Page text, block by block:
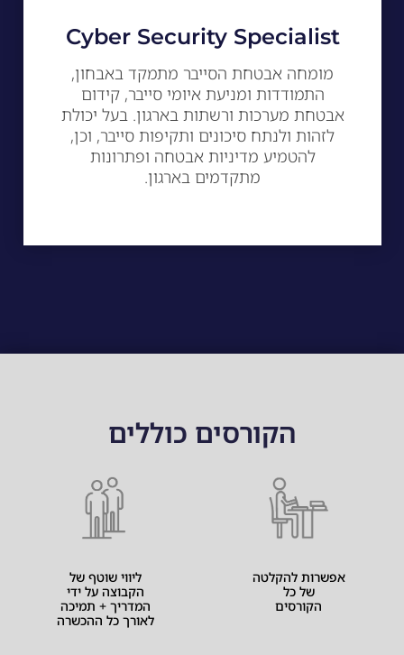
Cyber Security Specialist
מומחה אבטחת הסייבר מתמקד באבחון,
התמודדות ומניעת איומי סייבר, קידום
אבטחת מערכות ורשתות בארגון. בעל יכולת
לזהות ולנתח סיכונים ותקיפות סייבר, וכן,
להטמיע מדיניות אבטחה ופתרונות
מתקדמים בארגון.
הקורסים כוללים
אפשרות להקלטה
של כל
הקורסים
ליווי שוטף של
הקבוצה על ידי
המדריך + תמיכה
לאורך כל ההכשרה